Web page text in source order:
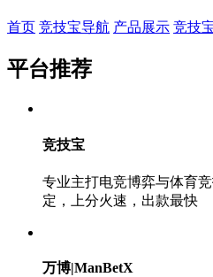
首页 竞技宝导航 产品展示 竞技
平台推荐
竞技宝
专业主打电竞博弈与体育
定，上分火速，出款最快
万博|ManBetX